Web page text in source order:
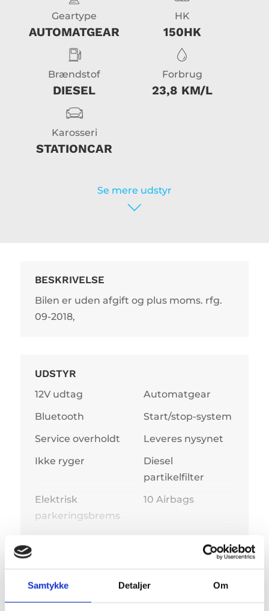
Samtykke Detaljer Om
Geartype
AUTOMATGEAR
HK
150HK
Brændstof
DIESEL
Forbrug
23,8 KM/L
Karosseri
STATIONCAR
Se mere udstyr
BESKRIVELSE
Bilen er uden afgift og plus moms. rfg.
09-2018,
UDSTYR
12V udtag
Automatgear
Bluetooth
Start/stop-system
Service overholdt
Leveres nysynet
Ikke ryger
Diesel
partikelfilter
Elektrisk
parkeringsbrems
10 Airbags
Elektrisk bagklap
m. varme
SPECIFIKATIONER